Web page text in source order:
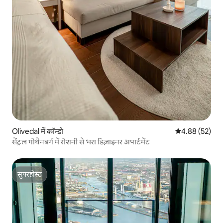
Olivedal में कॉन्डो औसत रेटिंग 5 में
4.88 (52)
सेंट्रल गोथेनबर्ग में रोशनी से भरा डिज़ाइनर अपार्टमेंट
सुपरहोस्ट
सुपरहोस्ट